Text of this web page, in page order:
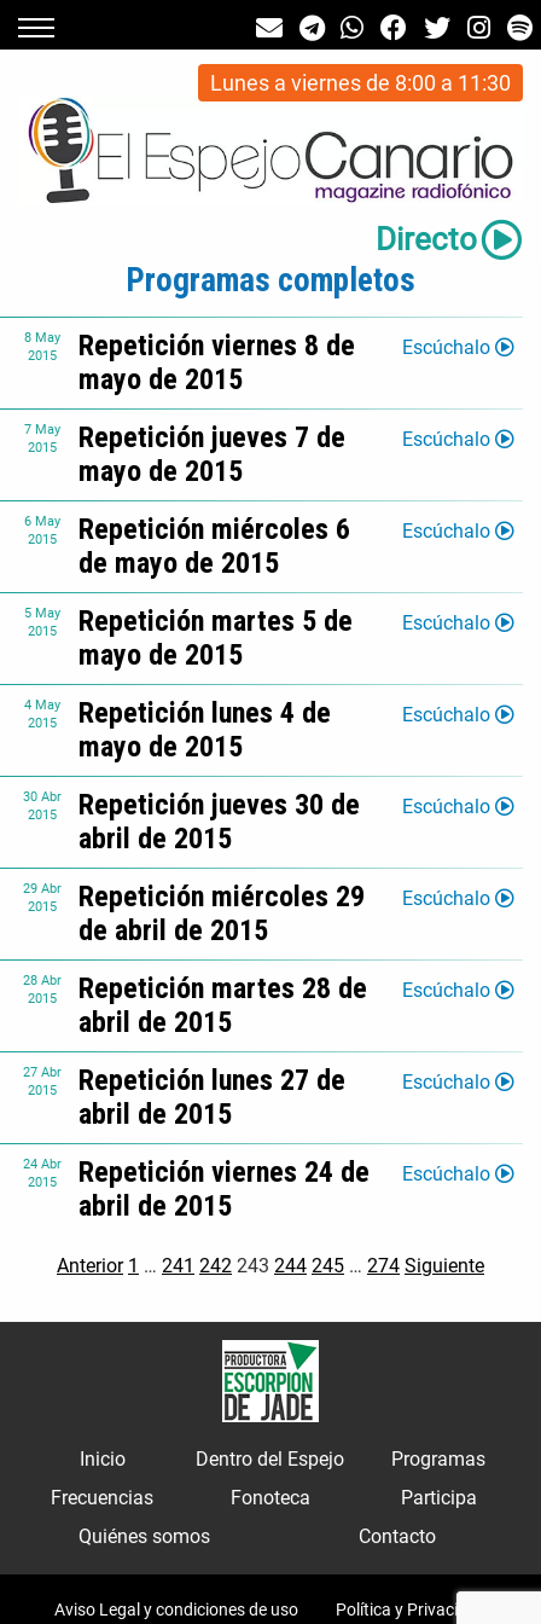
Lunes a viernes de 8:00 a 11:30
Directo
Programas completos
8 May
2015
Repetición viernes 8 de
mayo de 2015
Escúchalo
7 May
2015
Repetición jueves 7 de
mayo de 2015
Escúchalo
6 May
2015
Repetición miércoles 6
de mayo de 2015
Escúchalo
5 May
2015
Repetición martes 5 de
mayo de 2015
Escúchalo
4 May
2015
Repetición lunes 4 de
mayo de 2015
Escúchalo
30 Abr
2015
Repetición jueves 30 de
abril de 2015
Escúchalo
29 Abr
2015
Repetición miércoles 29
de abril de 2015
Escúchalo
28 Abr
2015
Repetición martes 28 de
abril de 2015
Escúchalo
27 Abr
2015
Repetición lunes 27 de
abril de 2015
Escúchalo
24 Abr
2015
Repetición viernes 24 de
abril de 2015
Escúchalo
Anterior 1 … 241 242 243 244 245 … 274 Siguiente
Inicio Dentro del Espejo
Programas
Frecuencias
Fonoteca
Participa
Quiénes somos
Contacto
Aviso Legal y condiciones de uso Política y Privacidad